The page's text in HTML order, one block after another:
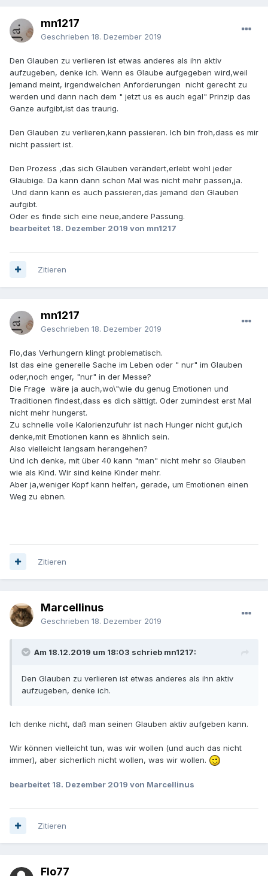
mn1217
Geschrieben 18. Dezember 2019
Den Glauben zu verlieren ist etwas anderes als ihn aktiv
aufzugeben, denke ich. Wenn es Glaube aufgegeben wird,weil
jemand meint, irgendwelchen Anforderungen nicht gerecht zu
werden und dann nach dem " jetzt us es auch egal" Prinzip das
Ganze aufgibt,ist das traurig.
Den Glauben zu verlieren,kann passieren. Ich bin froh,dass es mir
nicht passiert ist.
Den Prozess ,das sich Glauben verändert,erlebt wohl jeder
Gläubige. Da kann dann schon Mal was nicht mehr passen,ja.
Und dann kann es auch passieren,das jemand den Glauben
aufgibt.
Oder es finde sich eine neue,andere Passung.
bearbeitet 18. Dezember 2019 von mn1217
Zitieren
mn1217
Geschrieben 18. Dezember 2019
Flo,das Verhungern klingt problematisch.
Ist das eine generelle Sache im Leben oder " nur" im Glauben
oder,noch enger, "nur" in der Messe?
Die Frage wäre ja auch,wo\"wie du genug Emotionen und
Traditionen findest,dass es dich sättigt. Oder zumindest erst Mal
nicht mehr hungerst.
Zu schnelle volle Kalorienzufuhr ist nach Hunger nicht gut,ich
denke,mit Emotionen kann es ähnlich sein.
Also vielleicht langsam herangehen?
Und ich denke, mit über 40 kann "man" nicht mehr so Glauben
wie als Kind. Wir sind keine Kinder mehr.
Aber ja,weniger Kopf kann helfen, gerade, um Emotionen einen
Weg zu ebnen.
Zitieren
Marcellinus
Geschrieben 18. Dezember 2019
Am 18.12.2019 um 18:03 schrieb mn1217:
Den Glauben zu verlieren ist etwas anderes als ihn aktiv
aufzugeben, denke ich.
Ich denke nicht, daß man seinen Glauben aktiv aufgeben kann.
Wir können vielleicht tun, was wir wollen (und auch das nicht
immer), aber sicherlich nicht wollen, was wir wollen.
bearbeitet 18. Dezember 2019 von Marcellinus
Zitieren
Flo77